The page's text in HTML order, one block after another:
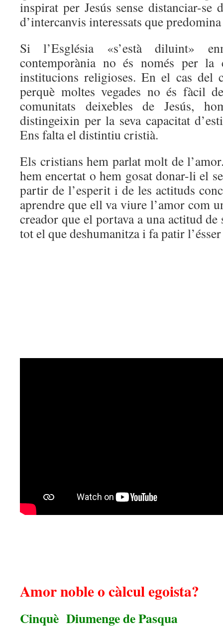
inspirat per Jesús sense distanciar-se
d’intercanvis interessats que
Si l’Església «s’està diluint»
contemporània no és només per
institucions religioses. En el cas del
perquè moltes vegades no és fàcil
comunitats deixebles de Jesús,
distingeixin per la seva capacitat
Ens falta el distintiu cristià.
Els cristians hem parlat molt de
hem encertat o hem gosat donar-li el
partir de l’esperit i de les actituds
aprendre que ell va viure l’amor com
creador que el portava a una actitud
tot el que deshumanitza i fa patir
Amor noble o càlcul egoista?
Cinquè Diumenge de Pasqua